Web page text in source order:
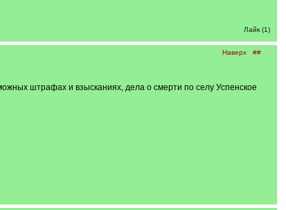
Лайк (1)
Наверх ##
штрафах и взысканиях, дела о смерти по селу Успенское